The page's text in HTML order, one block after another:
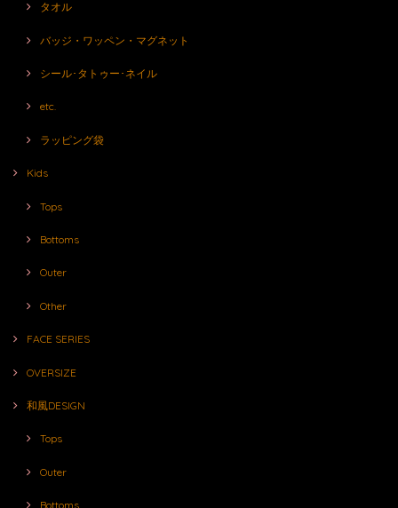
タオル
バッジ・ワッペン・マグネット
シール･タトゥー･ネイル
etc.
ラッピング袋
Kids
Tops
Bottoms
Outer
Other
FACE SERIES
OVERSIZE
和風DESIGN
Tops
Outer
Bottoms